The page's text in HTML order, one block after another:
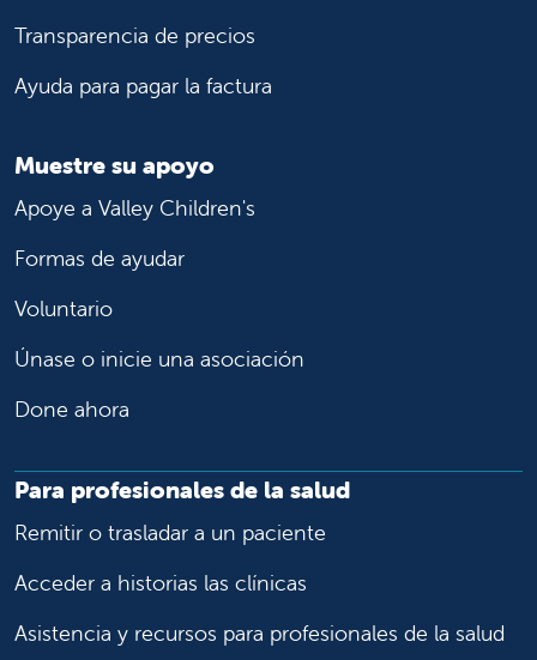
Transparencia de precios
Ayuda para pagar la factura
Muestre su apoyo
Apoye a Valley Children's
Formas de ayudar
Voluntario
Únase o inicie una asociación
Done ahora
Para profesionales de la salud
Remitir o trasladar a un paciente
Acceder a historias las clínicas
Asistencia y recursos para profesionales de la salud